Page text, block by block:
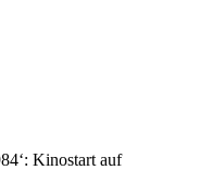
Kinostart auf